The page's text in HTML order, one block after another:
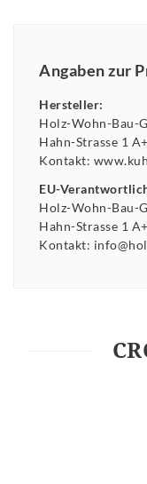
Angaben zur
Hersteller:
Holz-Wohn-Bau-
Hahn-Strasse 1
Kontakt:
EU-
Holz-Wohn-Bau-
Hahn-Strasse 1
Kontakt: